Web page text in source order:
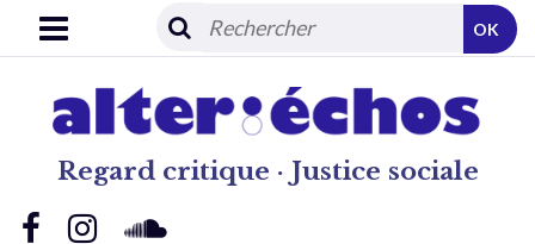
Regard critique · Justice sociale
OK